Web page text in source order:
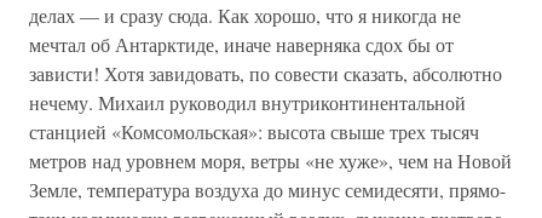
делах — и сразу сюда. Как хорошо, что я никогда не
мечтал об Антарктиде, иначе наверняка сдох бы от
зависти! Хотя завидовать, по совести сказать, абсолютно
нечему. Михаил руководил внутриконтинентальной
станцией «Комсомольская»: высота свыше трех тысяч
метров над уровнем моря, ветры «не хуже», чем на Новой
Земле, температура воздуха до минус семидесяти, прямо-